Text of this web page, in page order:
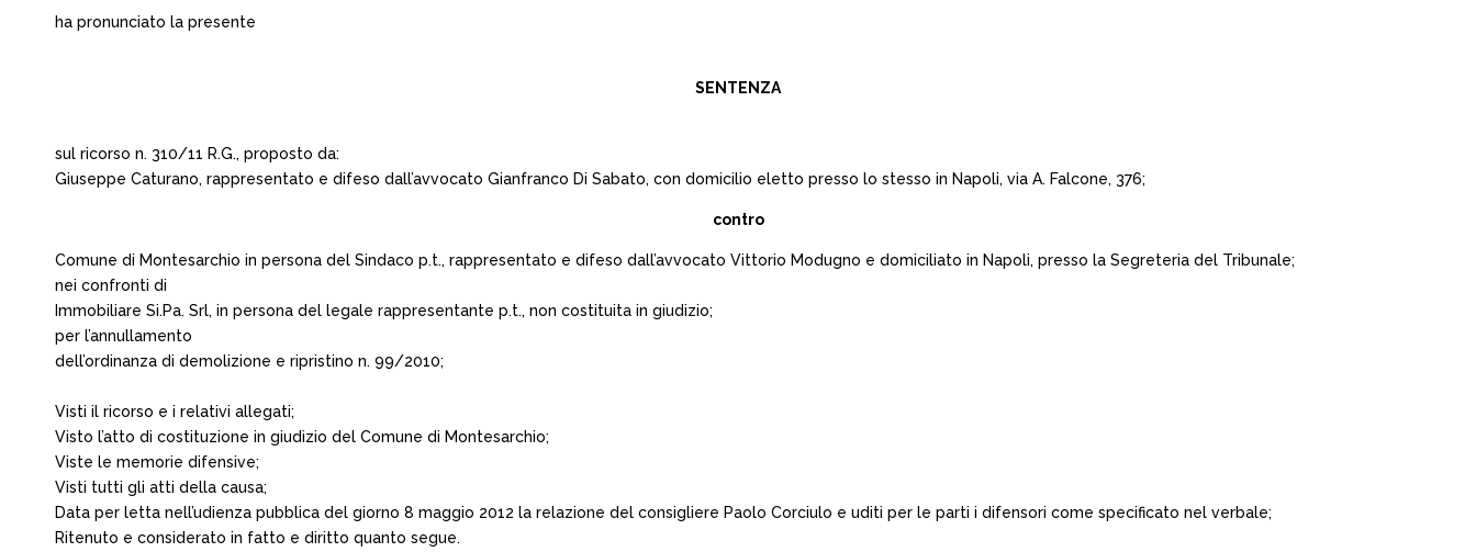
ha pronunciato la presente
SENTENZA
sul ricorso n. 310/11 R.G., proposto da:
Giuseppe Caturano, rappresentato e difeso dall’avvocato Gianfranco Di Sabato, con domicilio eletto presso lo stesso in Napoli, via A. Falcone, 376;
contro
Comune di Montesarchio in persona del Sindaco p.t., rappresentato e difeso dall’avvocato Vittorio Modugno e domiciliato in Napoli, presso la Segreteria del Tribunale;
nei confronti di
Immobiliare Si.Pa. Srl, in persona del legale rappresentante p.t., non costituita in giudizio;
per l’annullamento
dell’ordinanza di demolizione e ripristino n. 99/2010;
Visti il ricorso e i relativi allegati;
Visto l’atto di costituzione in giudizio del Comune di Montesarchio;
Viste le memorie difensive;
Visti tutti gli atti della causa;
Data per letta nell’udienza pubblica del giorno 8 maggio 2012 la relazione del consigliere Paolo Corciulo e uditi per le parti i difensori come specificato nel verbale;
Ritenuto e considerato in fatto e diritto quanto segue.